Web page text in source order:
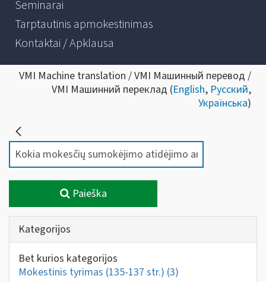
Seminarai
Tarptautinis apmokestinimas
Kontaktai / Apklausa
VMI Machine translation / VMI Машинный перевод /
VMI Машинний переклад (English, Русский,
Українська)
Paieška
Kategorijos
Bet kurios kategorijos
Mokestinis tyrimas (135-137 str.) (3)